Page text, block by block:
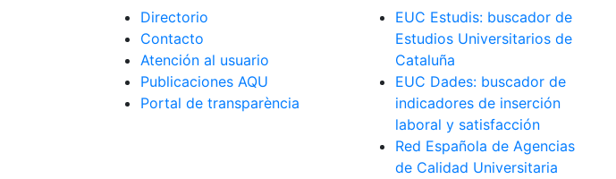
Directorio
Contacto
Atención al usuario
Publicaciones AQU
Portal de transparència
EUC Estudis: buscador de
Estudios Universitarios de
Cataluña
EUC Dades: buscador de
indicadores de inserción
laboral y satisfacción
Red Española de Agencias
de Calidad Universitaria